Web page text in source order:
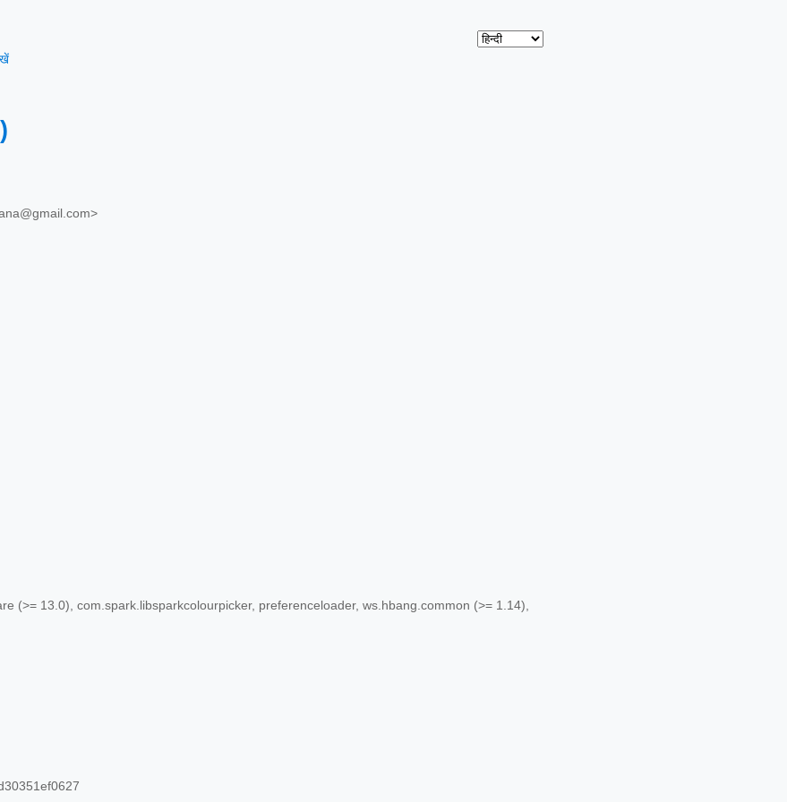
(>= 13.0), com.spark.libsparkcolourpicker, preferenceloader, ws.hbang.common (>= 1.14),